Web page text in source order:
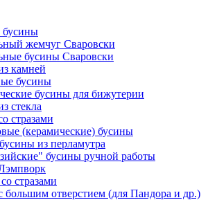
бусины
жемчуг Сваровски
бусины Сваровски
камней
бусины
бусины для бижутерии
стекла
стразами
(керамические) бусины
из перламутра
бусины ручной работы
стразами
большим отверстием (для Пандора и др.)